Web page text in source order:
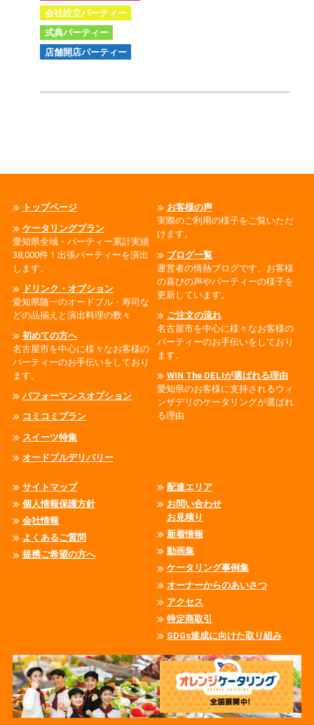
会社設立パーティー
式典パーティー
店舗開店パーティー
トップページ
ケータリングプラン
愛知県全域・パーティー累計実績
38,000件！出張パーティーを演出
します。
ドリンク・オプション
愛知県随一のオードブル・寿司な
どの品揃えと演出料理の数々
初めての方へ
名古屋市を中心に様々なお客様の
パーティーのお手伝いをしており
ます。
パフォーマンスオプション
コミコミプラン
スイーツ特集
オードブルデリバリー
お客様の声
実際のご利用の様子をご覧いただ
けます。
ブログ一覧
運営者の情熱ブログです、お客様
の喜びの声やパーティーの様子を
更新しています。
ご注文の流れ
名古屋市を中心に様々なお客様の
パーティーのお手伝いをしており
ます。
WIN The DELIが選ばれる理由
愛知県のお客様に支持されるウィ
ンザデリのケータリングが選ばれ
る理由
サイトマップ
個人情報保護方針
会社情報
よくあるご質問
提携ご希望の方へ
配達エリア
お問い合わせ
お見積り
新着情報
動画集
ケータリング事例集
オーナーからのあいさつ
アクセス
特定商取引
SDGs達成に向けた取り組み